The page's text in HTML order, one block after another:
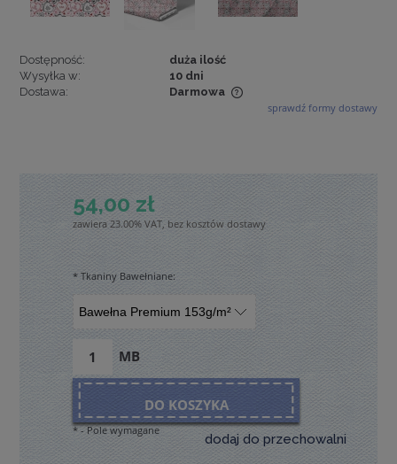
Dostępność:
duża ilość
Wysyłka w:
10 dni
Dostawa:
Darmowa
Cena nie zawiera ewentualnych kosztów płatności
sprawdź formy dostawy
54,00 zł
zawiera 23.00% VAT, bez kosztów dostawy
* Tkaniny Bawełniane:
MB
DO KOSZYKA
dodaj do przechowalni
*- Pole wymagane